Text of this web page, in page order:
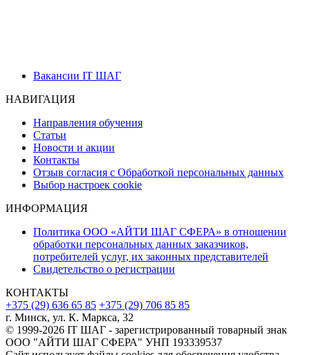
Вакансии IT ШАГ
НАВИГАЦИЯ
Направления обучения
Статьи
Новости и акции
Контакты
Отзыв согласия с Обработкой персональных данных
Выбор настроек cookie
ИНФОРМАЦИЯ
Политика ООО «АЙТИ ШАГ СФЕРА» в отношении
обработки персональных данных заказчиков,
потребителей услуг, их законных представителей
Свидетельство о регистрации
КОНТАКТЫ
+375 (29) 636 65 85 +375 (29) 706 85 85
г. Минск, ул. К. Маркса, 32
© 1999-2026 IT ШАГ - зарегистрированный товарный знак
ООО "АЙТИ ШАГ СФЕРА" УНП 193339537